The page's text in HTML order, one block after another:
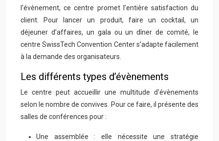
l’évènement, ce centre promet l’entière satisfaction du
client. Pour lancer un produit, faire un cocktail, un
déjeuner d’affaires, un gala ou un dîner de comité, le
centre SwissTech Convention Center s’adapte facilement
à la demande des organisateurs.
Les différents types d’évènements
Le centre peut accueillir une multitude d’évènements
selon le nombre de convives. Pour ce faire, il présente des
salles de conférences pour :
Une assemblée : elle nécessite une stratégie